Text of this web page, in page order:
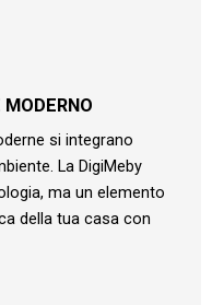
si integrano
La DigiMeby
ma un elemento
della tua casa con